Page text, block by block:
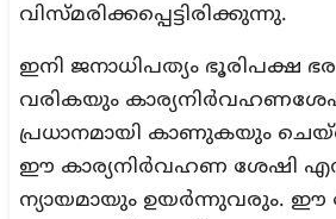
വിസ്മരിക്കപ്പെട്ടിരിക്കുന്നു.
ഇനി ജനാധിപത്യം ഭൂരിപക്ഷ
വരികയും
പ്രധാനമായി കാണുകയും
ഈ കാര്യനിർവഹണ ശേഷി
ന്യായമായും ഉയർന്നുവരും. ഈ